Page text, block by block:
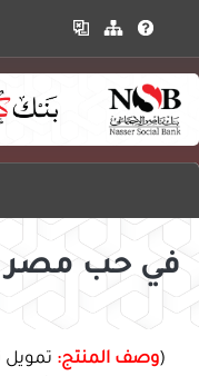
في حب مصر
(وصف المنتج: تمويل